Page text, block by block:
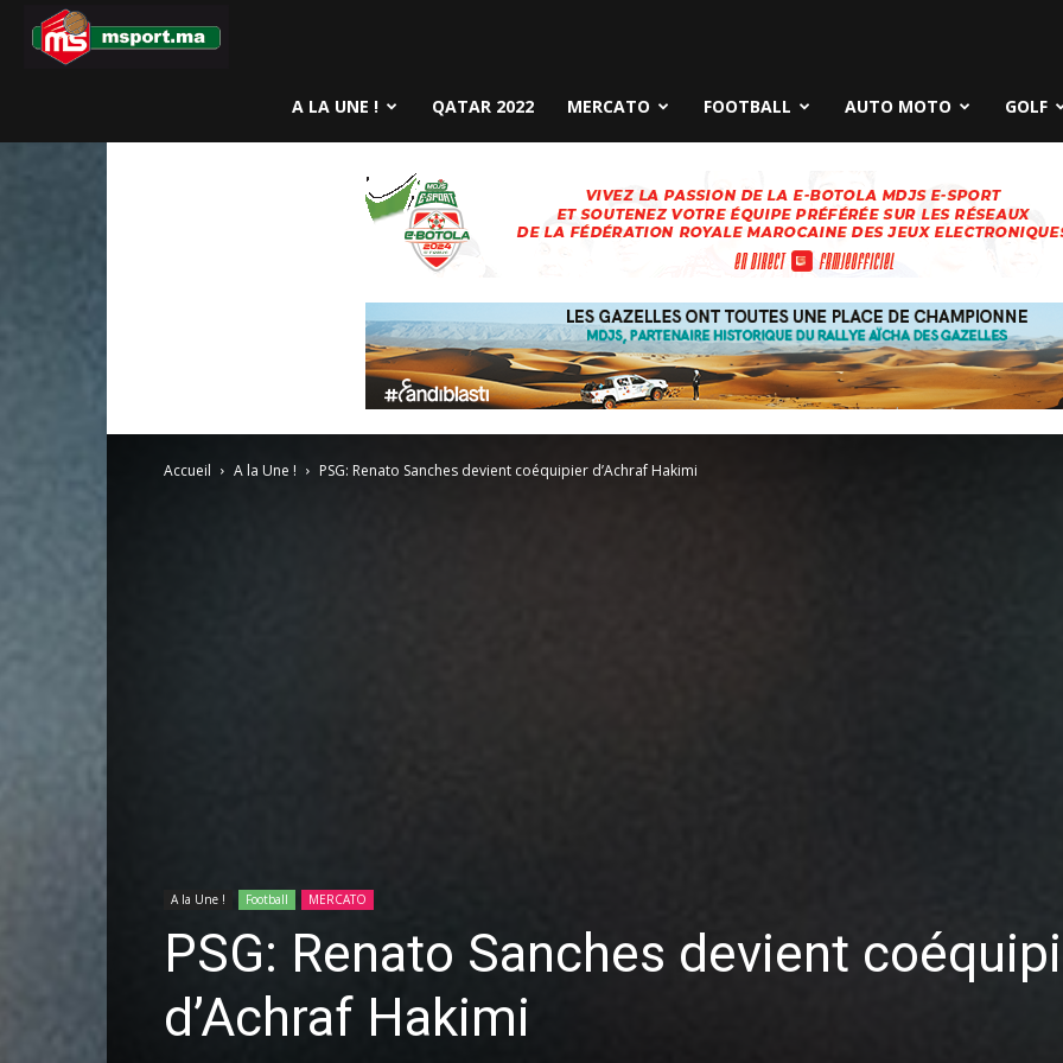
A LA UNE ! QATAR 2022 MERCATO FOOTBALL AUTO MOTO GOLF
Accueil A la Une ! PSG: Renato Sanches devient coéquipier d’Achraf Hakimi
A la Une ! Football MERCATO
PSG: Renato Sanches devient
d’Achraf Hakimi